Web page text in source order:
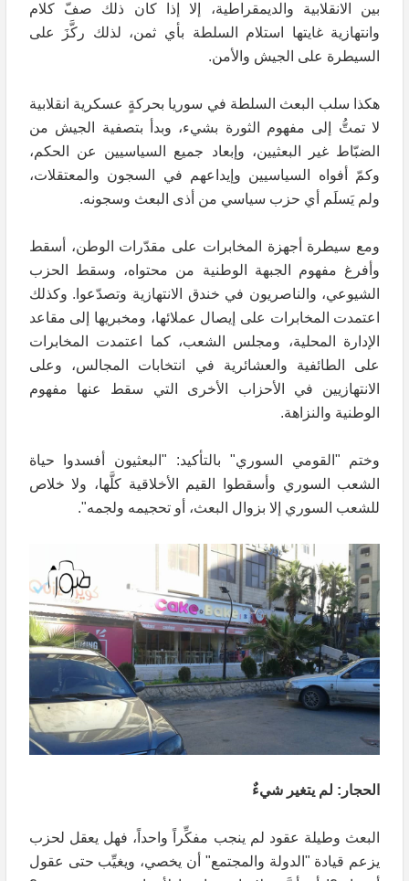
بين الانقلابية والديمقراطية، إلا إذا كان ذلك صفّ كلام
وانتهازية غايتها استلام السلطة بأي ثمن، لذلك ركَّزَ على
السيطرة على الجيش والأمن.
هكذا سلب البعث السلطة في سوريا بحركةٍ عسكرية انقلابية
لا تمتُّ إلى مفهوم الثورة بشيء، وبدأ بتصفية الجيش من
الضبّاط غير البعثيين، وإبعاد جميع السياسيين عن الحكم،
وكمّ أفواه السياسيين وإيداعهم في السجون والمعتقلات،
ولم يَسلَم أي حزب سياسي من أذى البعث وسجونه.
ومع سيطرة أجهزة المخابرات على مقدّرات الوطن، أسقط
وأفرغ مفهوم الجبهة الوطنية من محتواه، وسقط الحزب
الشيوعي، والناصريون في خندق الانتهازية وتصدّعوا. وكذلك
اعتمدت المخابرات على إيصال عملائها، ومخبريها إلى مقاعد
الإدارة المحلية، ومجلس الشعب، كما اعتمدت المخابرات
على الطائفية والعشائرية في انتخابات المجالس، وعلى
الانتهازيين في الأحزاب الأخرى التي سقط عنها مفهوم
الوطنية والنزاهة.
وختم "القومي السوري" بالتأكيد: "البعثيون أفسدوا حياة
الشعب السوري وأسقطوا القيم الأخلاقية كلَّها، ولا خلاص
للشعب السوري إلا بزوال البعث، أو تحجيمه ولجمه".
الحجار: لم يتغير شيءٌ
البعث وطيلة عقود لم ينجب مفكِّراً واحداً، فهل يعقل لحزب
يزعم قيادة "الدولة والمجتمع" أن يخصي، ويغيِّب حتى عقول